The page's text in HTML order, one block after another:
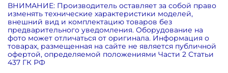
ВНИМАНИЕ: Производитель оставляет за собой право
изменять технические характеристики моделей,
внешний вид и комплектацию товаров без
предварительного уведомления. Оборудование на
фото может отличаться от оригинала. Информация о
товарах, размещенная на сайте не является публичной
офертой, определяемой положениями Части 2 Статьи
437 ГК РФ